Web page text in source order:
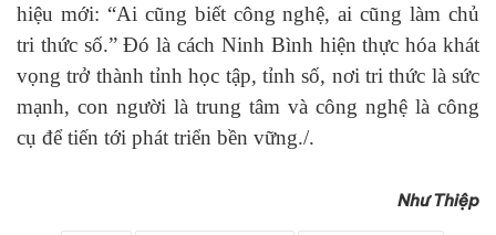
hiệu mới: “Ai cũng biết công nghệ, ai cũng làm chủ
tri thức số.” Đó là cách Ninh Bình hiện thực hóa khát
vọng trở thành tỉnh học tập, tỉnh số, nơi tri thức là sức
mạnh, con người là trung tâm và công nghệ là công
cụ để tiến tới phát triển bền vững./.
Như Thiệp